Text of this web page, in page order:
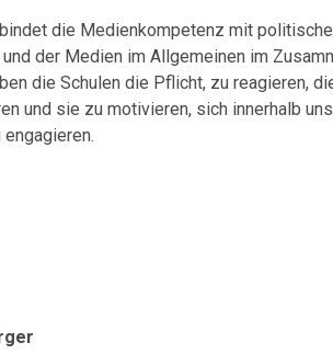
die Medienkompetenz mit
der Medien im Allgemeinen im
die Schulen die Pflicht, zu reagieren,
und sie zu motivieren, sich innerhalb